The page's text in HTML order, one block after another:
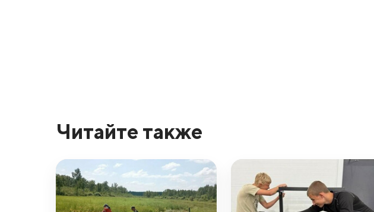
Читайте также